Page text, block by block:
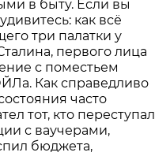
в быту. Если вы
как всё
три палатки у
первого лица
с поместьем
Как справедливо
часто
тот, кто переступал
с ваучерами,
бюджета,